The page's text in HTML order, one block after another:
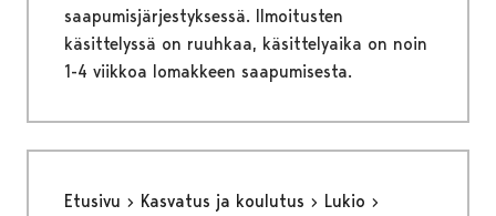
saapumisjärjestyksessä. Ilmoitusten
käsittelyssä on ruuhkaa, käsittelyaika on noin
1-4 viikkoa lomakkeen saapumisesta.
Etusivu Kasvatus ja koulutus
Lukio